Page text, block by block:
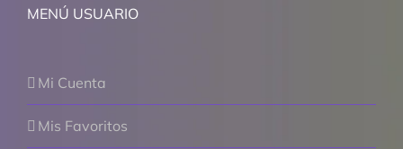
MENÚ USUARIO
Mi Cuenta
Mis Favoritos